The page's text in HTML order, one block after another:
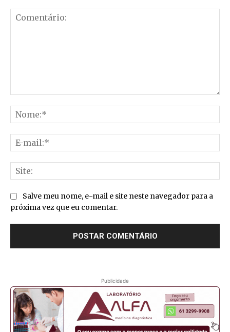
Salve meu nome, e-mail e site neste navegador para a
próxima vez que eu comentar.
Publicidade